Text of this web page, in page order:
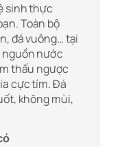
sinh thực
Toàn bộ
đá vuông… tại
nguồn nước
thấu ngược
cực tím. Đá
không mùi,